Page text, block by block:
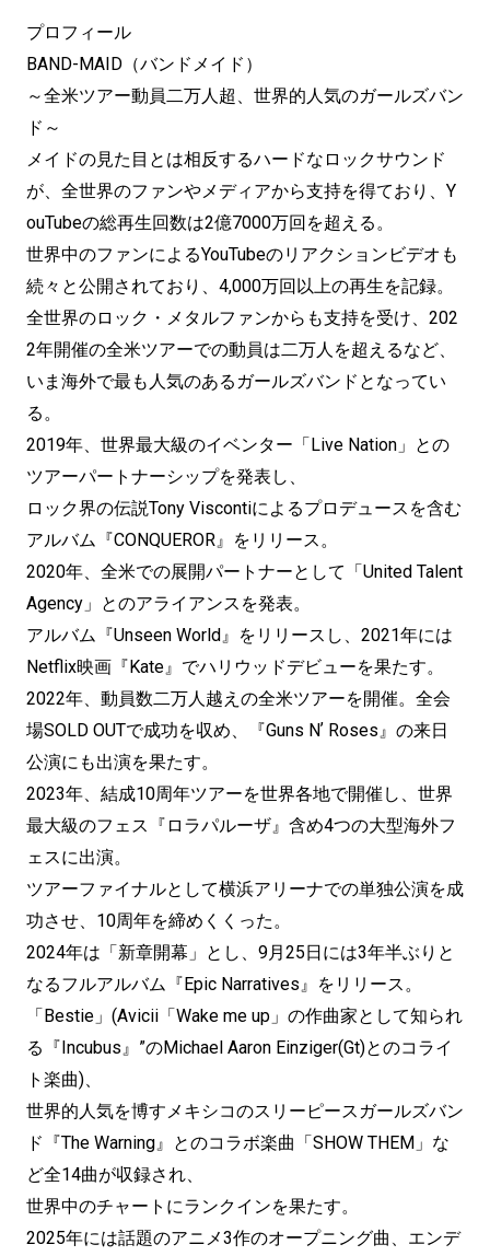
プロフィール
BAND-MAID（バンドメイド）
～全米ツアー動員二万人超、世界的人気のガールズバン
ド～
メイドの見た目とは相反するハードなロックサウンド
が、全世界のファンやメディアから支持を得ており、Y
ouTubeの総再生回数は2億7000万回を超える。
世界中のファンによるYouTubeのリアクションビデオも
続々と公開されており、4,000万回以上の再生を記録。
全世界のロック・メタルファンからも支持を受け、202
2年開催の全米ツアーでの動員は二万人を超えるなど、
いま海外で最も人気のあるガールズバンドとなってい
る。
2019年、世界最大級のイベンター「Live Nation」との
ツアーパートナーシップを発表し、
ロック界の伝説Tony Viscontiによるプロデュースを含む
アルバム『CONQUEROR』をリリース。
2020年、全米での展開パートナーとして「United Talent
Agency」とのアライアンスを発表。
アルバム『Unseen World』をリリースし、2021年には
Netflix映画『Kate』でハリウッドデビューを果たす。
2022年、動員数二万人越えの全米ツアーを開催。全会
場SOLD OUTで成功を収め、『Guns Nʼ Roses』の来日
公演にも出演を果たす。
2023年、結成10周年ツアーを世界各地で開催し、世界
最大級のフェス『ロラパルーザ』含め4つの大型海外フ
ェスに出演。
ツアーファイナルとして横浜アリーナでの単独公演を成
功させ、10周年を締めくくった。
2024年は「新章開幕」とし、9月25日には3年半ぶりと
なるフルアルバム『Epic Narratives』をリリース。
「Bestie」(Avicii「Wake me up」の作曲家として知られ
る『Incubus』”のMichael Aaron Einziger(Gt)とのコライ
ト楽曲)、
世界的人気を博すメキシコのスリーピースガールズバン
ド『The Warning』とのコラボ楽曲「SHOW THEM」な
ど全14曲が収録され、
世界中のチャートにランクインを果たす。
2025年には話題のアニメ3作のオープニング曲、エンデ